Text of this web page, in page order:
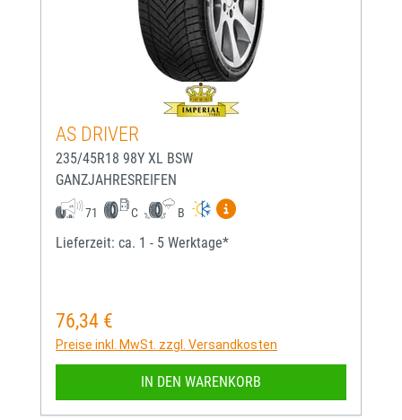
AS DRIVER
235/45R18 98Y XL BSW
GANZJAHRESREIFEN
71 C B
Mehr Informationen zum
Lieferzeit: ca. 1 - 5 Werktage*
Regulärer Preis:
76,34 €
Preise inkl. MwSt. zzgl. Versandkosten
IN DEN WARENKORB